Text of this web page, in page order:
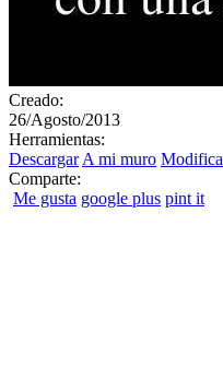
Creado:
26/Agosto/2013
Herramientas:
Descargar A mi muro
Comparte:
Me gusta google plus pint it